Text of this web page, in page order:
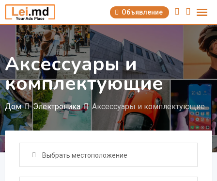
Перейти
содержимому
Объявление
Аксессуары и
комплектующие
Дом Электроника Аксессуары и комплектующие
Выбрать местоположение